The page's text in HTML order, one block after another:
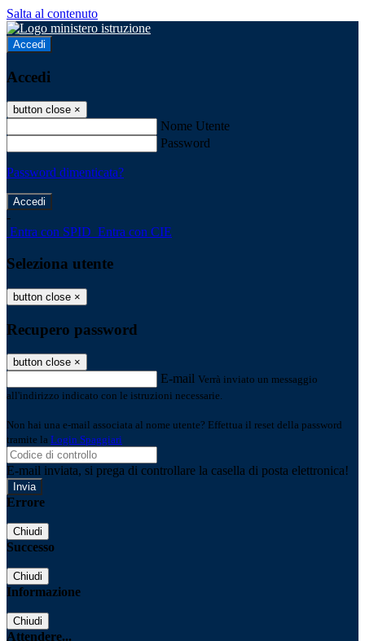
Salta al contenuto
Accedi
Accedi
button close ×
Nome Utente
Password
Password dimenticata?
-
Entra con SPID Entra con CIE
Seleziona utente
button close ×
Recupero password
button close ×
E-mail Verrà inviato un messaggio
all'indirizzo indicato con le istruzioni necessarie.
Non hai una e-mail associata al nome utente? Effettua il reset della password
tramite la Login Spaggiari
E-mail inviata, si prega di controllare la casella di posta elettronica!
Errore
Chiudi
Successo
Chiudi
Informazione
Chiudi
Attendere...